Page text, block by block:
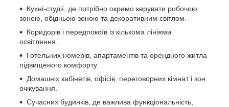
Кухні-студії, де потрібно окремо керувати робочою
зоною, обідньою зоною та декоративним світлом.
Коридорів і передпокоїв із кількома лініями
освітлення.
Готельних номерів, апартаментів та орендного житла
підвищеного комфорту.
Домашніх кабінетів, офісів, переговорних кімнат і зон
очікування.
Сучасних будинків, де важлива функціональність,